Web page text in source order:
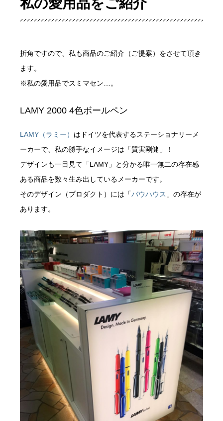
私の愛用品をご紹介
折角ですので、私も商品のご紹介（ご提案）をさせて頂き
ます。
※私の愛用品でスミマセン…。
LAMY 2000 4色ボールペン
LAMY（ラミー） はドイツを代表するステーショナリーメ
ーカーで、私の勝手なイメージは「質実剛健」！
デザインも一目見て「LAMY」と分かる唯一無二の存在感
ある商品を数々生み出しているメーカーです。
そのデザイン（プロダクト）には「バウハウス 」の存在が
あります。